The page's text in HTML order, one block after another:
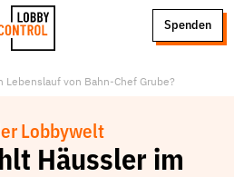
Spenden
von Bahn-Chef Grube?
Lobbywelt
Häussler im